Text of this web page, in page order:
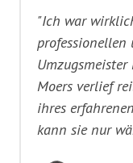
"Ich war
professionellen
Moers verlief
ihres
kann sie nur